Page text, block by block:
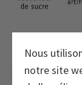
Nous
notre site
Valeurs